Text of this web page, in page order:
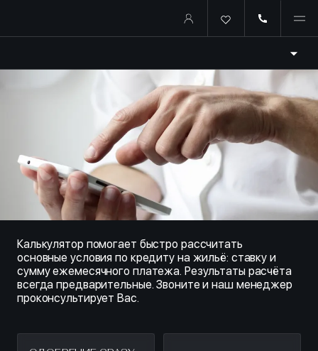
Купить квартиру в ипотеку
Калькулятор помогает быстро рассчитать
основные условия по кредиту на жильё: ставку и
сумму ежемесячного платежа. Результаты расчёта
всегда предварительные. Звоните и наш менеджер
проконсультирует Вас.